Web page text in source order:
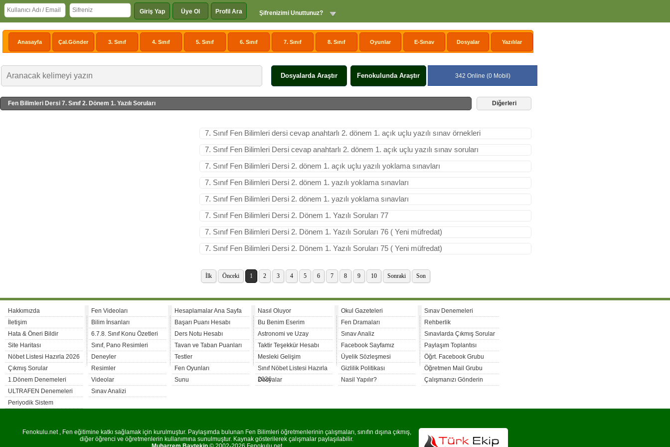
Giriş Yap Üye Ol Profil Ara Şifrenizimi Unuttunuz?
Anasayfa Çal.Gönder 3. Sınıf 4. Sınıf 5. Sınıf 6. Sınıf 7. Sınıf 8. Sınıf Oyunlar E-Sınav Dosyalar Yazılılar
Dosyalarda Araştır Fenokulunda Araştır 342 Online (0 Mobil)
Fen Bilimleri Dersi 7. Sınıf 2. Dönem 1. Yazılı Soruları Diğerleri
7. Sınıf Fen Bilimleri dersi cevap anahtarlı 2. dönem 1. açık uçlu yazılı sınav örnekleri
7. Sınıf Fen Bilimleri Dersi cevap anahtarlı 2. dönem 1. açık uçlu yazılı sınav soruları
7. Sınıf Fen Bilimleri Dersi 2. dönem 1. açık uçlu yazılı yoklama sınavları
7. Sınıf Fen Bilimleri Dersi 2. dönem 1. yazılı yoklama sınavları
7. Sınıf Fen Bilimleri Dersi 2. dönem 1. yazılı yoklama sınavları
7. Sınıf Fen Bilimleri Dersi 2. Dönem 1. Yazılı Soruları 77
7. Sınıf Fen Bilimleri Dersi 2. Dönem 1. Yazılı Soruları 76 ( Yeni müfredat)
7. Sınıf Fen Bilimleri Dersi 2. Dönem 1. Yazılı Soruları 75 ( Yeni müfredat)
İlk Önceki 1 2 3 4 5 6 7 8 9 10 Sonraki Son
Hakkımızda
İletişim
Hata & Öneri Bildir
Site Haritası
Nöbet Listesi Hazırla 2026
Çıkmış Sorular
1.Dönem Denemeleri
ULTRAFEN Denemeleri
Periyodik Sistem
Fen Videoları
Bilim İnsanları
6.7.8. Sınıf Konu Özetleri
Sınıf, Pano Resimleri
Deneyler
Resimler
Videolar
Sınav Analizi
Hesaplamalar Ana Sayfa
Başarı Puanı Hesabı
Ders Notu Hesabı
Tavan ve Taban Puanları
Testler
Fen Oyunları
Sunu
Nasıl Oluyor
Bu Benim Eserim
Astronomi ve Uzay
Taktir Teşekkür Hesabı
Mesleki Gelişim
Sınıf Nöbet Listesi Hazırla
2026
Dosyalar
Okul Gazeteleri
Fen Dramaları
Sınav Analiz
Facebook Sayfamız
Üyelik Sözleşmesi
Gizlilik Politikası
Nasil Yapılır?
Sınav Denemeleri
Rehberlik
Sınavlarda Çıkmış Sorular
Paylaşım Toplantısı
Öğrt. Facebook Grubu
Öğretmen Mail Grubu
Çalışmanızı Gönderin
Fenokulu.net , Fen eğitimine katkı sağlamak için kurulmuştur. Paylaşımda bulunan Fen Bilimleri öğretmenlerinin çalışmaları, sınıfın dışına çıkmış,
diğer öğrenci ve öğretmenlerin kullanımına sunulmuştur. Kaynak gösterilerek çalışmalar paylaşılabilir.